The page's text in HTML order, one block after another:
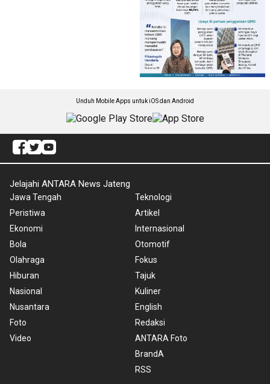
Unduh Mobile Apps untuk iOS dan Android
Jelajahi ANTARA News Jateng
Jawa Tengah
Peristiwa
Ekonomi
Bola
Olahraga
Hiburan
Nasional
Nusantara
Foto
Video
Teknologi
Artikel
Internasional
Otomotif
Fokus
Tajuk
Kuliner
English
Redaksi
ANTARA Foto
BrandA
RSS